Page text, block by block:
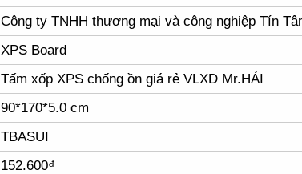
Công ty TNHH thương mại và công nghiệp Tín
XPS Board
Tấm xốp XPS chống ồn giá rẻ VLXD Mr.HẢI
90*170*5.0 cm
TBASUI
152.600₫